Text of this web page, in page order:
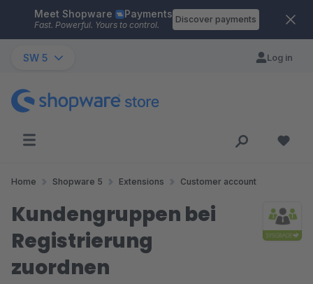
Skip to main content
Meet Shopware Payments
Fast. Powerful. Yours to control.
Discover payments
SW 5 Log in
Home Shopware 5 Extensions Customer account
Kundengruppen bei
Registrierung
zuordnen